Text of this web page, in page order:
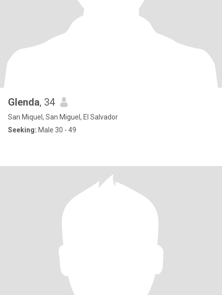
Glenda, 34
San Miquel, San Miguel, El Salvador
Seeking: Male 30 - 49